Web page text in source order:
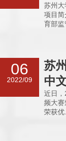
苏州大
项目
育部监
06
2022/09
苏
中
近日，
频大
荣获优...